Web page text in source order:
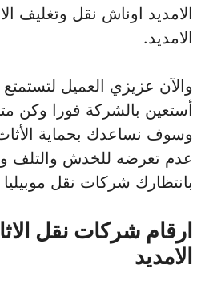
الامديد اوناش نقل وتغليف
الامديد.
والآن عزيزي العميل
أستعين بالشركة فورا وكن
وسوف نساعدك بحماية
عدم تعرضه للخدش والتلف
بانتظارك شركات نقل موبيليا
ارقام شركات نقل
الامديد